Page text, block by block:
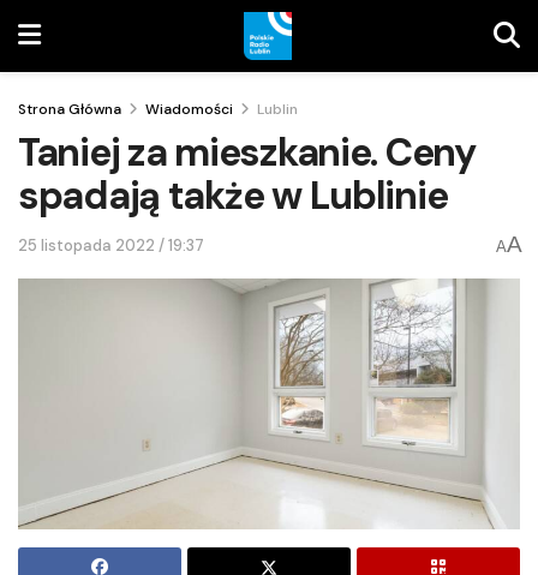
Strona Główna Wiadomości Lublin
Taniej za mieszkanie. Ceny
spadają także w Lublinie
25 listopada 2022 / 19:37 AA